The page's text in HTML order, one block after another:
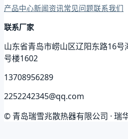
产品中心新闻资讯常见问题联系我们
联系厂家
山东省青岛市崂山区辽阳东路16
号楼1602
13708956289
2252242345@qq.com
© 青岛瑞雪兆散热器有限公司 · 瑞